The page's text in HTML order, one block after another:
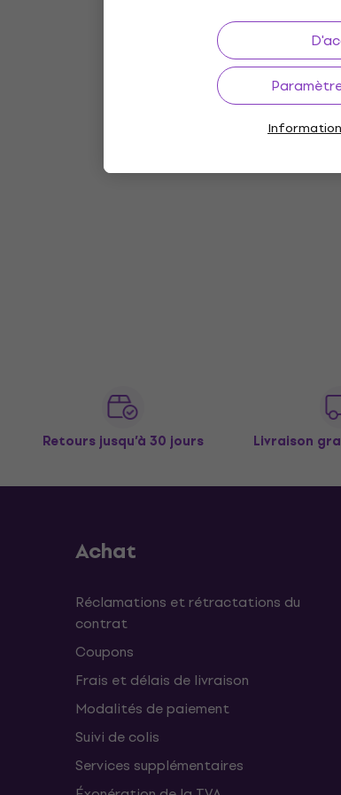
Retours jusqu’à 30 jours Livraison
Achat
Réclamations et rétractations du
contrat
Coupons
Frais et délais de livraison
Modalités de paiement
Suivi de colis
Services supplémentaires